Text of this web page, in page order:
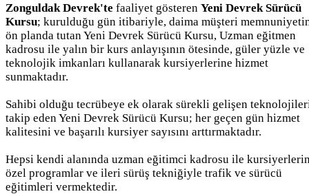
Zonguldak Devrek'te faaliyet gösteren Yeni Devrek Sürücü
Kursu; kurulduğu gün itibariyle, daima müşteri
ön planda tutan Yeni Devrek Sürücü Kursu, Uzman eğitmen
kadrosu ile yalın bir kurs anlayışının ötesinde, güler yüzle ve
teknolojik imkanları kullanarak kursiyerlerine hizmet
sunmaktadır.
Sahibi olduğu tecrübeye ek olarak sürekli gelişen
takip eden Yeni Devrek Sürücü Kursu; her geçen gün hizmet
kalitesini ve başarılı kursiyer sayısını arttırmaktadır.
Hepsi kendi alanında uzman eğitimci kadrosu ile
özel programlar ve ileri sürüş tekniğiyle trafik ve sürücü
eğitimleri vermektedir.